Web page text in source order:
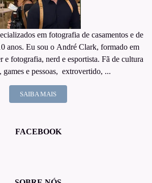
em fotografia de casamentos e de
anos. Eu sou o André Clark, formado em
e fotografia, nerd e esportista. Fã de cultura
games e pessoas, extrovertido, ...
SAIBA MAIS
FACEBOOK